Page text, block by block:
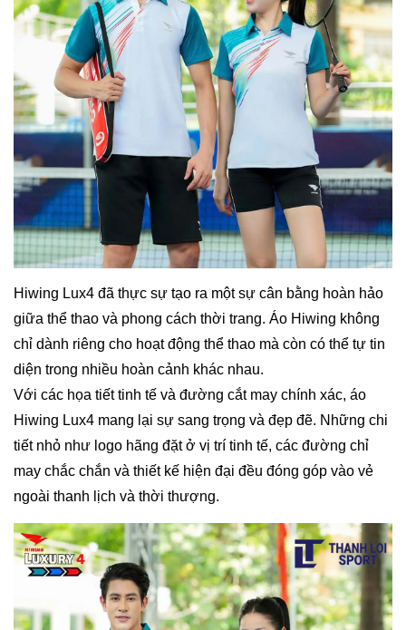
Hiwing Lux4 đã thực sự tạo ra một sự cân bằng hoàn hảo
giữa thể thao và phong cách thời trang. Áo Hiwing không
chỉ dành riêng cho hoạt động thể thao mà còn có thể tự tin
diện trong nhiều hoàn cảnh khác nhau.
Với các họa tiết tinh tế và đường cắt may chính xác, áo
Hiwing Lux4 mang lại sự sang trọng và đẹp đẽ. Những chi
tiết nhỏ như logo hãng đặt ở vị trí tinh tế, các đường chỉ
may chắc chắn và thiết kế hiện đại đều đóng góp vào vẻ
ngoài thanh lịch và thời thượng.